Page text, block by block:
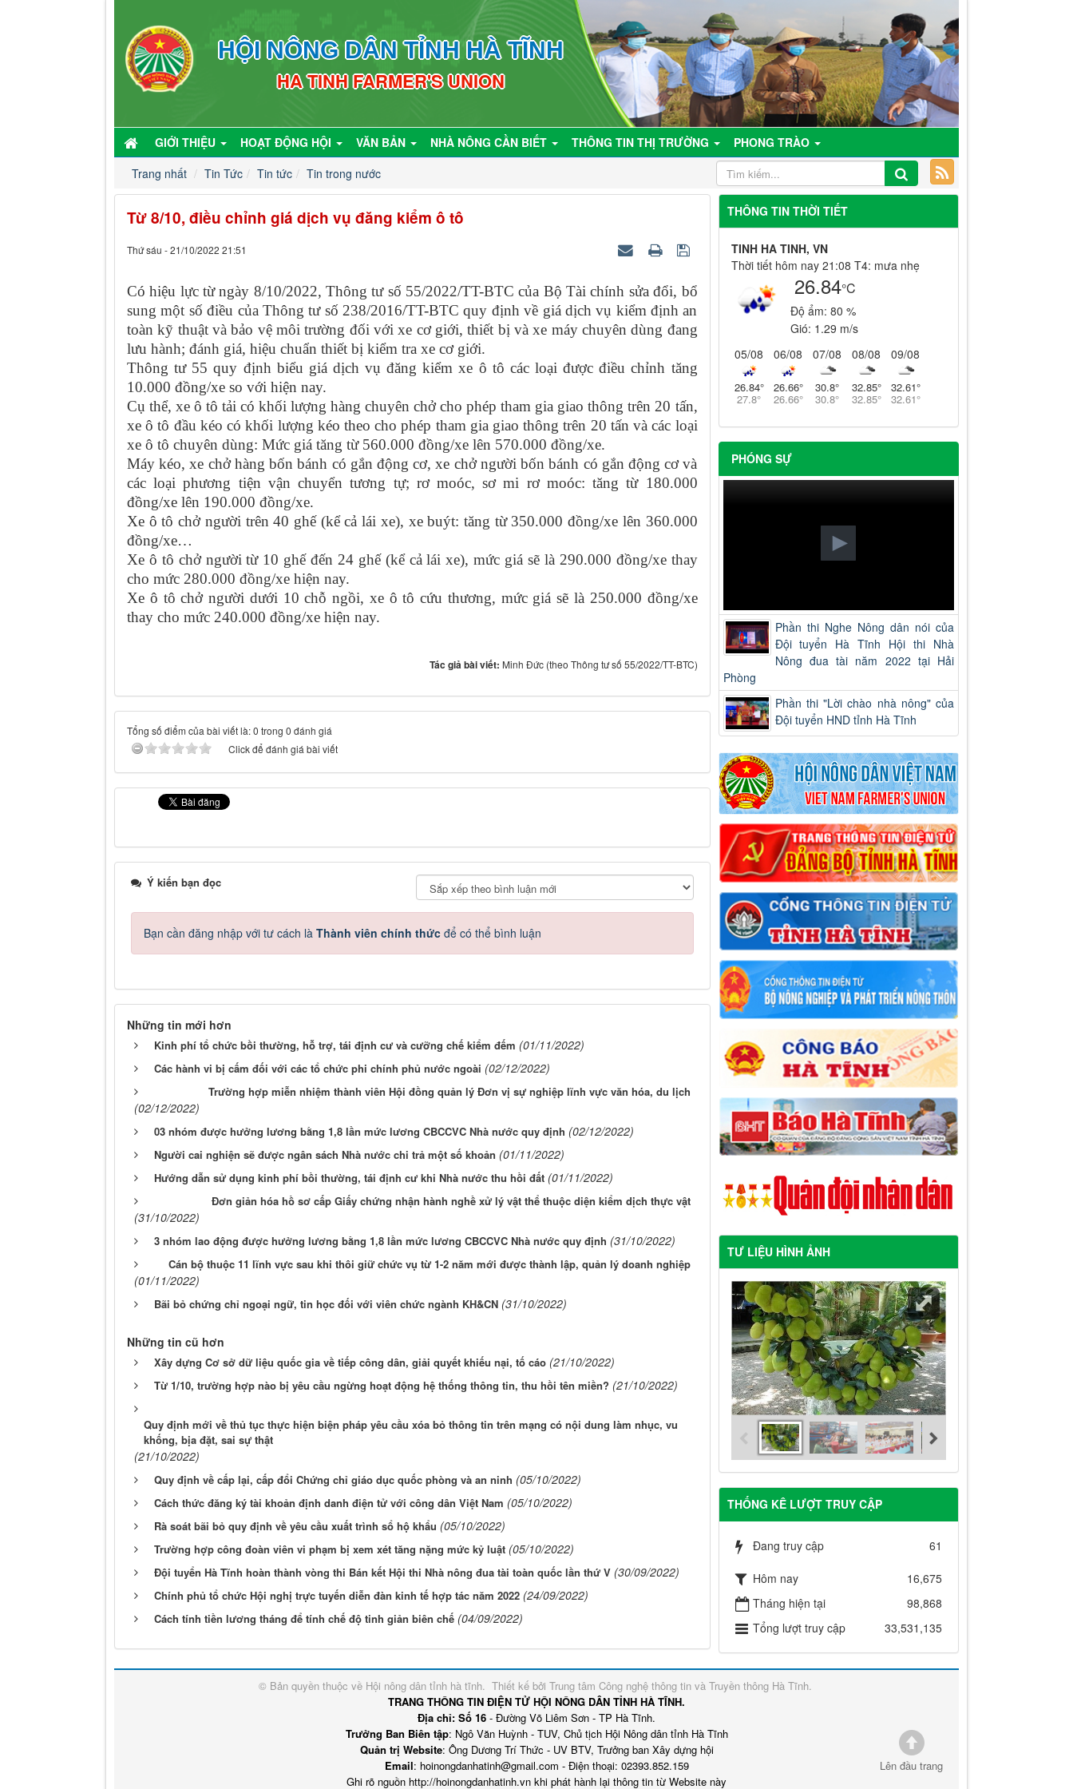
HỘI NÔNG DÂN TỈNH HÀ TĨNH
HA TINH FARMER'S UNION
GIỚI THIỆU HOẠT ĐỘNG HỘI VĂN BẢN NHÀ NÔNG CẦN BIẾT THÔNG TIN THỊ TRƯỜNG
PHONG TRÀO
Trang nhất
Tin Tức Tin tức Tin trong nước
Từ 8/10, điều chỉnh giá dịch vụ đăng kiểm ô tô
Thứ sáu - 21/10/2022 21:51
Có hiệu lực từ ngày 8/10/2022, Thông tư số 55/2022/TT-BTC của Bộ Tài chính sửa đổi, bổ
sung một số điều của Thông tư số 238/2016/TT-BTC quy định về giá dịch vụ kiểm định an
toàn kỹ thuật và bảo vệ môi trường đối với xe cơ giới, thiết bị và xe máy chuyên dùng đang
lưu hành; đánh giá, hiệu chuẩn thiết bị kiểm tra xe cơ giới.
Thông tư 55 quy định biểu giá dịch vụ đăng kiểm xe ô tô các loại được điều chỉnh tăng
10.000 đồng/xe so với hiện nay.
Cụ thể, xe ô tô tải có khối lượng hàng chuyên chở cho phép tham gia giao thông trên 20 tấn,
xe ô tô đầu kéo có khối lượng kéo theo cho phép tham gia giao thông trên 20 tấn và các loại
xe ô tô chuyên dùng: Mức giá tăng từ 560.000 đồng/xe lên 570.000 đồng/xe.
Máy kéo, xe chở hàng bốn bánh có gắn động cơ, xe chở người bốn bánh có gắn động cơ và
các loại phương tiện vận chuyển tương tự; rơ moóc, sơ mi rơ moóc: tăng từ 180.000
đồng/xe lên 190.000 đồng/xe.
Xe ô tô chở người trên 40 ghế (kể cả lái xe), xe buýt: tăng từ 350.000 đồng/xe lên 360.000
đồng/xe…
Xe ô tô chở người từ 10 ghế đến 24 ghế (kể cả lái xe), mức giá sẽ là 290.000 đồng/xe thay
cho mức 280.000 đồng/xe hiện nay.
Xe ô tô chở người dưới 10 chỗ ngồi, xe ô tô cứu thương, mức giá sẽ là 250.000 đồng/xe
thay cho mức 240.000 đồng/xe hiện nay.
Tác giả bài viết: Minh Đức (theo Thông tư số 55/2022/TT-BTC)
Tổng số điểm của bài viết là: 0 trong 0 đánh giá
Click để đánh giá bài viết
Ý kiến bạn đọc
Bạn cần đăng nhập với tư cách là Thành viên chính thức để có thể bình luận
Những tin mới hơn
Kinh phí tổ chức bồi thường, hỗ trợ, tái định cư và cưỡng chế kiểm đếm (01/11/2022)
Các hành vi bị cấm đối với các tổ chức phi chính phủ nước ngoài (02/12/2022)
Trường hợp miễn nhiệm thành viên Hội đồng quản lý Đơn vị sự nghiệp lĩnh vực văn hóa, du lịch
(02/12/2022)
03 nhóm được hưởng lương bằng 1,8 lần mức lương CBCCVC Nhà nước quy định (02/12/2022)
Người cai nghiện sẽ được ngân sách Nhà nước chi trả một số khoản (01/11/2022)
Hướng dẫn sử dụng kinh phí bồi thường, tái định cư khi Nhà nước thu hồi đất (01/11/2022)
Đơn giản hóa hồ sơ cấp Giấy chứng nhận hành nghề xử lý vật thể thuộc diện kiểm dịch thực vật
(31/10/2022)
3 nhóm lao động được hưởng lương bằng 1,8 lần mức lương CBCCVC Nhà nước quy định (31/10/2022)
Cán bộ thuộc 11 lĩnh vực sau khi thôi giữ chức vụ từ 1-2 năm mới được thành lập, quản lý doanh nghiệp
(01/11/2022)
Bãi bỏ chứng chỉ ngoại ngữ, tin học đối với viên chức ngành KH&CN (31/10/2022)
Những tin cũ hơn
Xây dựng Cơ sở dữ liệu quốc gia về tiếp công dân, giải quyết khiếu nại, tố cáo (21/10/2022)
Từ 1/10, trường hợp nào bị yêu cầu ngừng hoạt động hệ thống thông tin, thu hồi tên miền? (21/10/2022)
Quy định mới về thủ tục thực hiện biện pháp yêu cầu xóa bỏ thông tin trên mạng có nội dung làm nhục, vu
khống, bịa đặt, sai sự thật
(21/10/2022)
Quy định về cấp lại, cấp đổi Chứng chỉ giáo dục quốc phòng và an ninh (05/10/2022)
Cách thức đăng ký tài khoản định danh điện tử với công dân Việt Nam (05/10/2022)
Rà soát bãi bỏ quy định về yêu cầu xuất trình sổ hộ khẩu (05/10/2022)
Trường hợp công đoàn viên vi phạm bị xem xét tăng nặng mức kỷ luật (05/10/2022)
Đội tuyển Hà Tĩnh hoàn thành vòng thi Bán kết Hội thi Nhà nông đua tài toàn quốc lần thứ V (30/09/2022)
Chính phủ tổ chức Hội nghị trực tuyến diễn đàn kinh tế hợp tác năm 2022 (24/09/2022)
Cách tính tiền lương tháng để tính chế độ tinh giản biên chế (04/09/2022)
THÔNG TIN THỜI TIẾT
TINH HA TINH, VN
Thời tiết hôm nay 21:08 T4: mưa nhẹ
26.84°C
Độ ẩm: 80 %
Gió: 1.29 m/s
05/08
26.84°
27.8°
06/08
26.66°
26.66°
07/08
30.8°
30.8°
08/08
32.85°
32.85°
09/08
32.61°
32.61°
PHÓNG SỰ
Phần thi Nghe Nông dân nói của
Đội tuyển Hà Tĩnh Hội thi Nhà
Nông đua tài năm 2022 tại Hải
Phòng
Phần thi "Lời chào nhà nông" của
Đội tuyển HND tỉnh Hà Tĩnh
TƯ LIỆU HÌNH ẢNH
THỐNG KÊ LƯỢT TRUY CẬP
Đang truy cập 61
Hôm nay
16,675
Tháng hiện tại
98,868
Tổng lượt truy cập
33,531,135
© Bản quyền thuộc về Hội nông dân tỉnh hà tĩnh. Thiết kế bởi Trung tâm Công nghệ thông tin và Truyền thông Hà Tĩnh.
TRANG THÔNG TIN ĐIỆN TỬ HỘI NÔNG DÂN TỈNH HÀ TĨNH.
Địa chỉ: Số 16 - Đường Võ Liêm Sơn - TP Hà Tĩnh.
Trưởng Ban Biên tập: Ngô Văn Huỳnh - TUV, Chủ tịch Hội Nông dân tỉnh Hà Tĩnh
Quản trị Website: Ông Dương Trí Thức - UV BTV, Trưởng ban Xây dựng hội
Email: hoinongdanhatinh@gmail.com - Điện thoại: 02393.852.159
Ghi rõ nguồn http://hoinongdanhatinh.vn khi phát hành lại thông tin từ Website này
Lên đầu trang